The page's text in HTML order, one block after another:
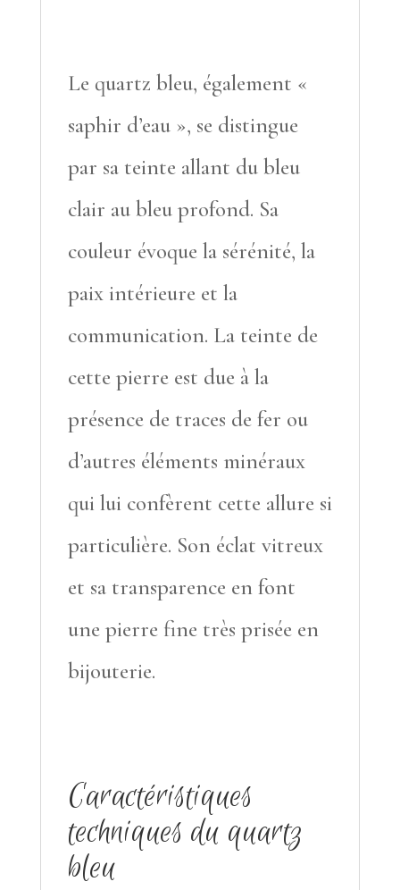
Le quartz bleu, également «
saphir d’eau », se distingue
par sa teinte allant du bleu
clair au bleu profond. Sa
couleur évoque la sérénité, la
paix intérieure et la
communication. La teinte de
cette pierre est due à la
présence de traces de fer ou
d’autres éléments minéraux
qui lui confèrent cette allure si
particulière. Son éclat vitreux
et sa transparence en font
une pierre fine très prisée en
bijouterie.
Caractéristiques
techniques du quartz
bleu